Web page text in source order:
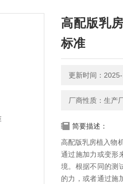
高配版乳
标准
更新时间：
厂商性质：生产
简要描述：
高配版乳房植入物
通过施加力或变形
境。根据不同的测
的力，或者通过施